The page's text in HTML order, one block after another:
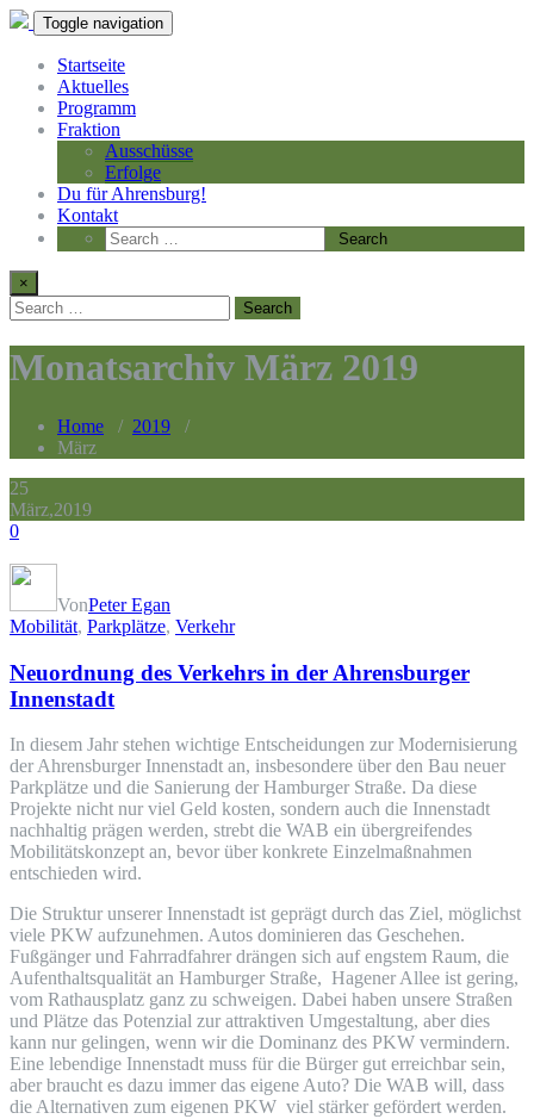
Toggle navigation
Startseite
Aktuelles
Programm
Fraktion
Ausschüsse
Erfolge
Du für Ahrensburg!
Kontakt
×
Monatsarchiv März 2019
Home / 2019 /
März
25
März,2019
0
VonPeter Egan
Mobilität, Parkplätze, Verkehr
Neuordnung des Verkehrs in der Ahrensburger
Innenstadt
In diesem Jahr stehen wichtige Entscheidungen zur Modernisierung
der Ahrensburger Innenstadt an, insbesondere über den Bau neuer
Parkplätze und die Sanierung der Hamburger Straße. Da diese
Projekte nicht nur viel Geld kosten, sondern auch die Innenstadt
nachhaltig prägen werden, strebt die WAB ein übergreifendes
Mobilitätskonzept an, bevor über konkrete Einzelmaßnahmen
entschieden wird.
Die Struktur unserer Innenstadt ist geprägt durch das Ziel, möglichst
viele PKW aufzunehmen. Autos dominieren das Geschehen.
Fußgänger und Fahrradfahrer drängen sich auf engstem Raum, die
Aufenthaltsqualität an Hamburger Straße, Hagener Allee ist gering,
vom Rathausplatz ganz zu schweigen. Dabei haben unsere Straßen
und Plätze das Potenzial zur attraktiven Umgestaltung, aber dies
kann nur gelingen, wenn wir die Dominanz des PKW vermindern.
Eine lebendige Innenstadt muss für die Bürger gut erreichbar sein,
aber braucht es dazu immer das eigene Auto? Die WAB will, dass
die Alternativen zum eigenen PKW viel stärker gefördert werden.